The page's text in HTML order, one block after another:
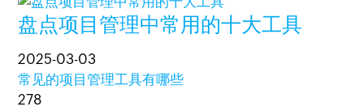
盘点项目管理中常用的十大工具
2025-03-03
常见的项目管理工具有哪些
278